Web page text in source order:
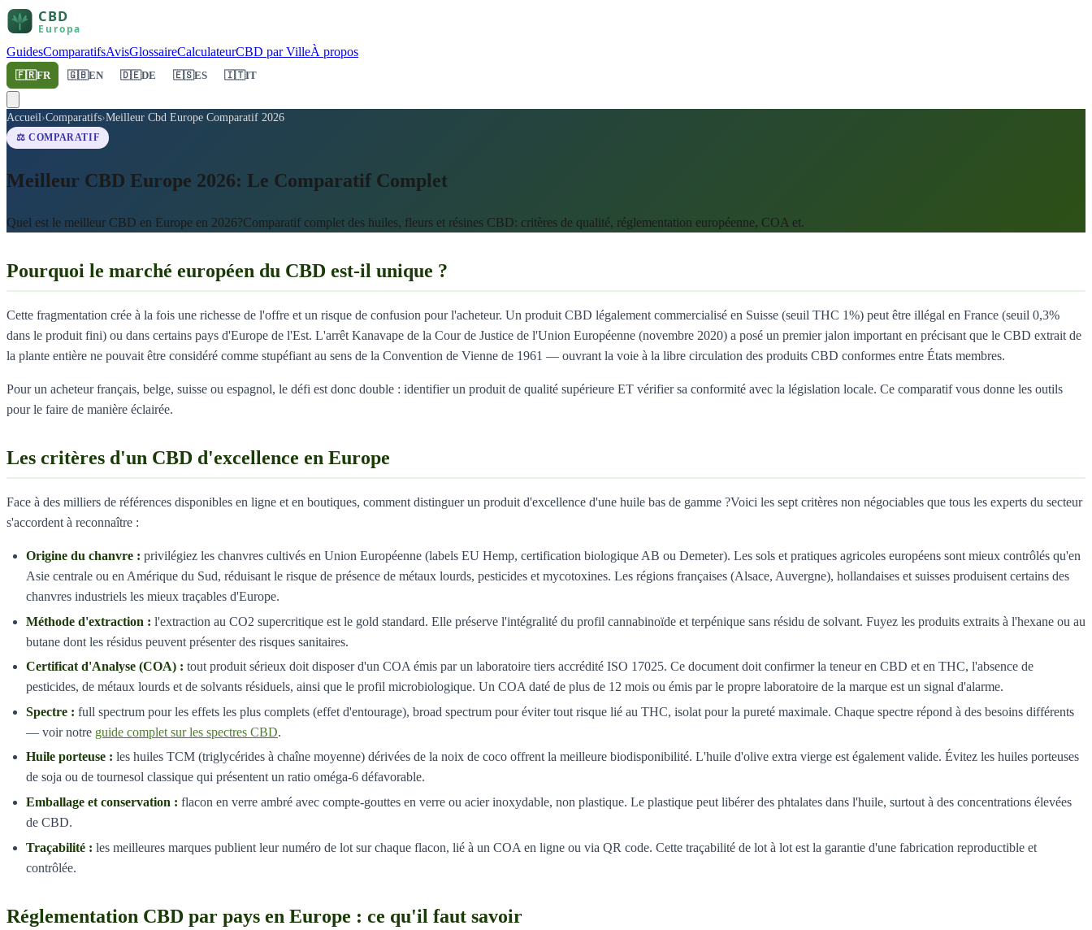
GuidesComparatifsAvisGlossaireCalculateurCBD par VilleÀ propos
🇫🇷FR 🇬🇧EN 🇩🇪DE 🇪🇸ES 🇮🇹IT
Accueil›Comparatifs›Meilleur Cbd Europe Comparatif 2026
⚖️ COMPARATIF
Meilleur CBD Europe 2026: Le Comparatif Complet
Quel est le meilleur CBD en Europe en 2026?Comparatif complet des huiles, fleurs et résines CBD: critères de qualité, réglementation européenne, COA et.
Pourquoi le marché européen du CBD est-il unique ?
Cette fragmentation crée à la fois une richesse de l'offre et un risque de confusion pour l'acheteur. Un produit CBD légalement commercialisé en Suisse (seuil THC 1%) peut être illégal en France (seuil 0,3%
dans le produit fini) ou dans certains pays d'Europe de l'Est. L'arrêt Kanavape de la Cour de Justice de l'Union Européenne (novembre 2020) a posé un premier jalon important en précisant que le CBD extrait de
la plante entière ne pouvait être considéré comme stupéfiant au sens de la Convention de Vienne de 1961 — ouvrant la voie à la libre circulation des produits CBD conformes entre États membres.
Pour un acheteur français, belge, suisse ou espagnol, le défi est donc double : identifier un produit de qualité supérieure ET vérifier sa conformité avec la législation locale. Ce comparatif vous donne les outils
pour le faire de manière éclairée.
Les critères d'un CBD d'excellence en Europe
Face à des milliers de références disponibles en ligne et en boutiques, comment distinguer un produit d'excellence d'une huile bas de gamme ?Voici les sept critères non négociables que tous les experts du secteur
s'accordent à reconnaître :
Origine du chanvre : privilégiez les chanvres cultivés en Union Européenne (labels EU Hemp, certification biologique AB ou Demeter). Les sols et pratiques agricoles européens sont mieux contrôlés qu'en
Asie centrale ou en Amérique du Sud, réduisant le risque de présence de métaux lourds, pesticides et mycotoxines. Les régions françaises (Alsace, Auvergne), hollandaises et suisses produisent certains des
chanvres industriels les mieux traçables d'Europe.
Méthode d'extraction : l'extraction au CO2 supercritique est le gold standard. Elle préserve l'intégralité du profil cannabinoïde et terpénique sans résidu de solvant. Fuyez les produits extraits à l'hexane ou au
butane dont les résidus peuvent présenter des risques sanitaires.
Certificat d'Analyse (COA) : tout produit sérieux doit disposer d'un COA émis par un laboratoire tiers accrédité ISO 17025. Ce document doit confirmer la teneur en CBD et en THC, l'absence de
pesticides, de métaux lourds et de solvants résiduels, ainsi que le profil microbiologique. Un COA daté de plus de 12 mois ou émis par le propre laboratoire de la marque est un signal d'alarme.
Spectre : full spectrum pour les effets les plus complets (effet d'entourage), broad spectrum pour éviter tout risque lié au THC, isolat pour la pureté maximale. Chaque spectre répond à des besoins différents
— voir notre guide complet sur les spectres CBD.
Huile porteuse : les huiles TCM (triglycérides à chaîne moyenne) dérivées de la noix de coco offrent la meilleure biodisponibilité. L'huile d'olive extra vierge est également valide. Évitez les huiles porteuses
de soja ou de tournesol classique qui présentent un ratio oméga-6 défavorable.
Emballage et conservation : flacon en verre ambré avec compte-gouttes en verre ou acier inoxydable, non plastique. Le plastique peut libérer des phtalates dans l'huile, surtout à des concentrations élevées
de CBD.
Traçabilité : les meilleures marques publient leur numéro de lot sur chaque flacon, lié à un COA en ligne ou via QR code. Cette traçabilité de lot à lot est la garantie d'une fabrication reproductible et
contrôlée.
Réglementation CBD par pays en Europe : ce qu'il faut savoir